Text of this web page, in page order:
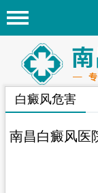
首页
医院简介
医院新闻
专家团队
白癜风危害
南昌白癜风医